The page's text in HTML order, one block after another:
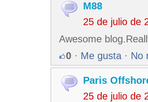
M88
25 de julio de
Awesome
0 · Me gusta · No
Paris
25 de julio de